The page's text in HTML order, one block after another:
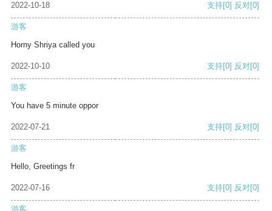
2022-10-18 支持[0] 反对[0]
游客
Horny Shriya called you
2022-10-10 支持[0] 反对[0]
游客
You have 5 minute oppor
2022-07-21 支持[0] 反对[0]
游客
Hello, Greetings fr
2022-07-16 支持[0] 反对[0]
游客